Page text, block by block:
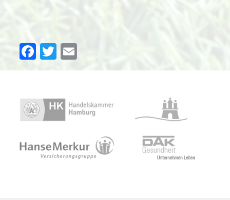
Facebook
Twitter